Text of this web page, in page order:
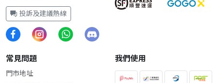
投訴及建議熱線
常見問題
門市地址
我們使用